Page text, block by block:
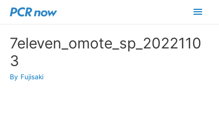
メ
ン
7eleven_omote_sp_2022110
3
By Fujisaki